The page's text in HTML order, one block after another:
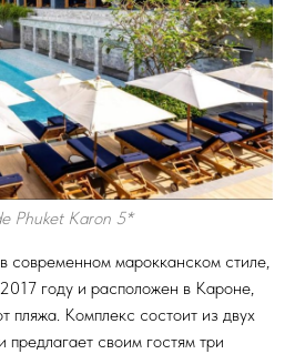
Phuket Karon 5*
современном марокканском стиле,
году и расположен в Кароне,
пляжа. Комплекс состоит из двух
предлагает своим гостям три